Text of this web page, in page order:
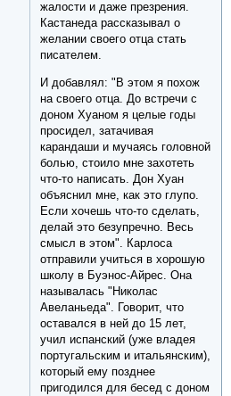
жалости и даже презрения.
Кастанеда рассказывал о
желании своего отца стать
писателем.
И добавлял: "В этом я похож
на своего отца. До встречи с
доном Хуаном я целые годы
просидел, затачивая
карандаши и мучаясь головной
болью, стоило мне захотеть
что-то написать. Дон Хуан
объяснил мне, как это глупо.
Если хочешь что-то сделать,
делай это безупречно. Весь
смысл в этом". Карлоса
отправили учиться в хорошую
школу в Буэнос-Айрес. Она
называлась "Николас
Авеланьеда". Говорит, что
оставался в ней до 15 лет,
учил испанский (уже владея
португальским и итальянским),
который ему позднее
пригодился для бесед с доном